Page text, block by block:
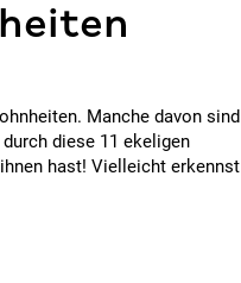
Manche davon sind
diese 11 ekeligen
hast! Vielleicht erkennst